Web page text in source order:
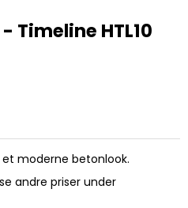
Timeline HTL10
moderne betonlook.
andre priser under